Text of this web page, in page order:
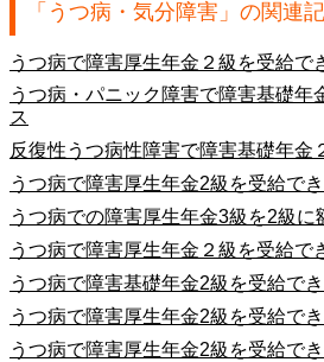
「うつ病・気分障害」の関連
うつ病で障害厚生年金２級を受給で
うつ病・パニック障害で障害基礎年
ス
反復性うつ病性障害で障害基礎年金
うつ病で障害厚生年金2級を受給で
うつ病での障害厚生年金3級を2級に
うつ病で障害厚生年金２級を受給で
うつ病で障害基礎年金2級を受給で
うつ病で障害厚生年金2級を受給で
うつ病で障害厚生年金2級を受給で